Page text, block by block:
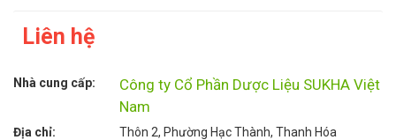
Liên hệ
Nhà cung cấp:
Công ty Cổ Phần Dược Liệu SUKHA Việt
Nam
Địa chỉ:
Thôn 2, Phường Hạc Thành, Thanh Hóa